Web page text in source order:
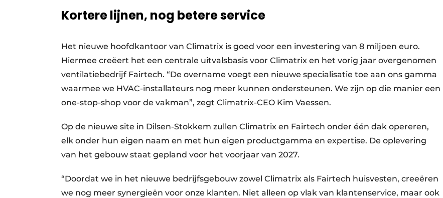
Kortere lijnen, nog betere service
Het nieuwe hoofdkantoor van Climatrix is goed voor een investering van 8 miljoen euro.
Hiermee creëert het een centrale uitvalsbasis voor Climatrix en het vorig jaar overgenomen
ventilatiebedrijf Fairtech. “De overname voegt een nieuwe specialisatie toe aan ons gamma
waarmee we HVAC-installateurs nog meer kunnen ondersteunen. We zijn op die manier een
one-stop-shop voor de vakman”, zegt Climatrix-CEO Kim Vaessen.
Op de nieuwe site in Dilsen-Stokkem zullen Climatrix en Fairtech onder één dak opereren,
elk onder hun eigen naam en met hun eigen productgamma en expertise. De oplevering
van het gebouw staat gepland voor het voorjaar van 2027.
“Doordat we in het nieuwe bedrijfsgebouw zowel Climatrix als Fairtech huisvesten, creeëren
we nog meer synergieën voor onze klanten. Niet alleen op vlak van klantenservice, maar ook